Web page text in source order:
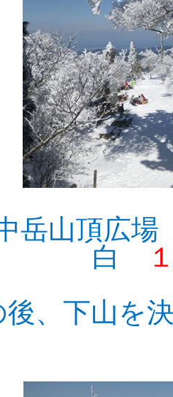
岳山頂広
白
後、下山を